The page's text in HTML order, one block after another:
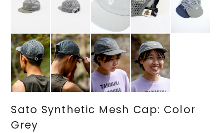
Sato Synthetic Mesh Cap: Color
Grey